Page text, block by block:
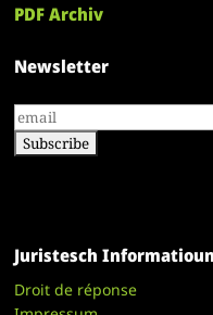
PDF Archiv
Newsletter
Juristesch
Droit de réponse